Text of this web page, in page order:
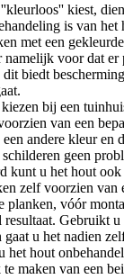
kiest,
is van
met een
voor dat er
biedt
bij een
van een
andere kleur en
geen
kunt u het hout
zelf voorzien van
planken, vóór
Gebruikt
u het nadien
het hout
maken van een